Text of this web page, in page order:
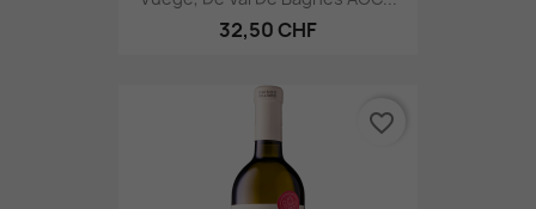
32,50 CHF
favorite_border